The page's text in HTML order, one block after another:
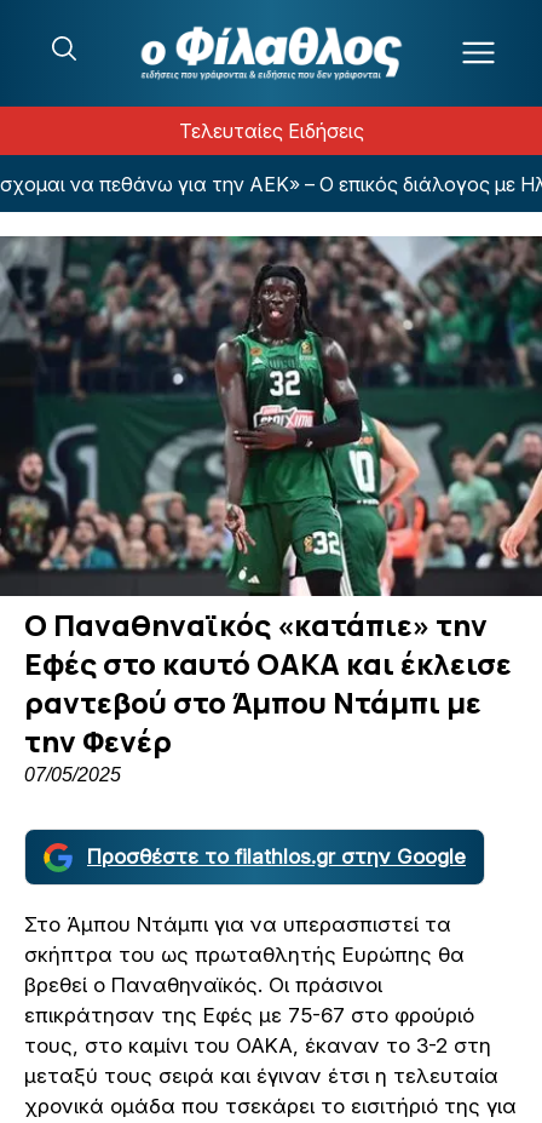
Τελευταίες Ειδήσεις
να πεθάνω για την ΑΕΚ» – Ο επικός διάλογος με
Ο Παναθηναϊκός «κατάπιε» την
Εφές στο καυτό ΟΑΚΑ και έκλεισε
ραντεβού στο Άμπου Ντάμπι με
την Φενέρ
07/05/2025
Προσθέστε το filathlos.gr στην Google
Στο Άμπου Ντάμπι για να υπερασπιστεί τα
σκήπτρα του ως πρωταθλητής Ευρώπης θα
βρεθεί ο Παναθηναϊκός. Οι πράσινοι
επικράτησαν της Εφές με 75-67 στο φρούριό
τους, στο καμίνι του ΟΑΚΑ, έκαναν το 3-2 στη
μεταξύ τους σειρά και έγιναν έτσι η τελευταία
χρονικά ομάδα που τσεκάρει το εισιτήριό της για